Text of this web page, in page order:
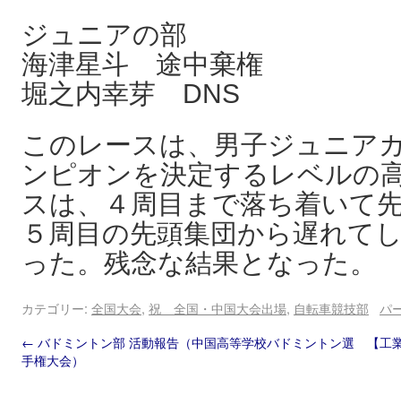
ジュニアの部
海津星斗 途中棄権
堀之内幸芽 DNS
このレースは、男子ジュニア
ンピオンを決定するレベルの
スは、４周目まで落ち着いて
５周目の先頭集団から遅れて
った。残念な結果となった。
カテゴリー: 全国大会, 祝 全国・中国大会出場, 自転車競技部
パ
← バドミントン部 活動報告（中国高等学校バドミントン選
手権大会）
【